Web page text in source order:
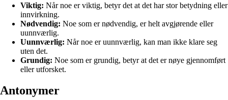
Viktig: Når noe er viktig, betyr det at det har stor betydning eller
innvirkning.
Nødvendig: Noe som er nødvendig, er helt avgjørende eller
uunnværlig.
Uunnværlig: Når noe er uunnværlig, kan man ikke klare seg
uten det.
Grundig: Noe som er grundig, betyr at det er nøye gjennomført
eller utforsket.
Antonymer